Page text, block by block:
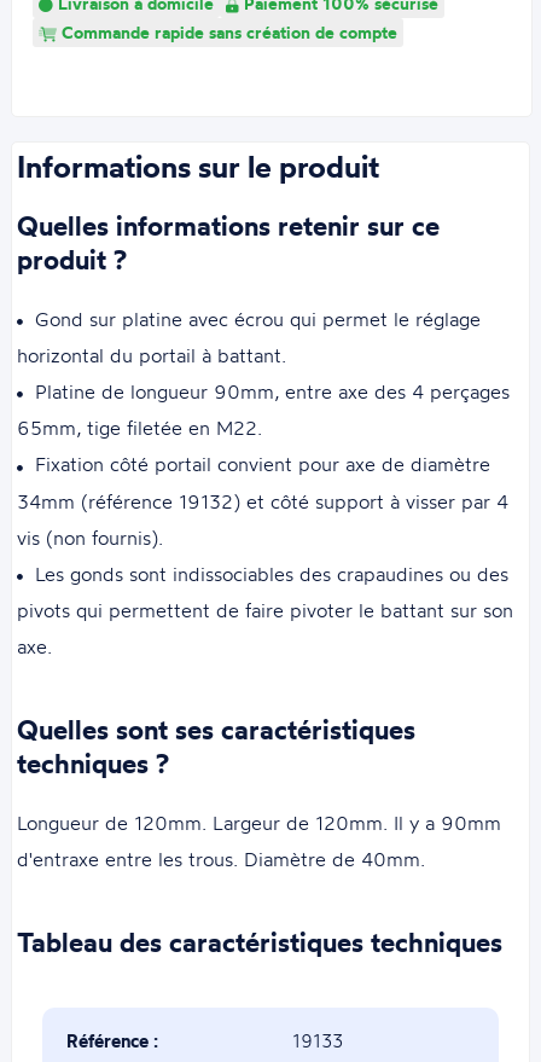
Commande rapide sans création de compte
Informations sur le produit
Quelles informations retenir sur ce
produit ?
Gond sur platine avec écrou qui permet le réglage
horizontal du portail à battant.
Platine de longueur 90mm, entre axe des 4 perçages
65mm, tige filetée en M22.
Fixation côté portail convient pour axe de diamètre
34mm (référence 19132) et côté support à visser par 4
vis (non fournis).
Les gonds sont indissociables des crapaudines ou des
pivots qui permettent de faire pivoter le battant sur son
axe.
Quelles sont ses caractéristiques
techniques ?
Longueur de 120mm. Largeur de 120mm. Il y a 90mm
d'entraxe entre les trous. Diamètre de 40mm.
Tableau des caractéristiques techniques
Référence : 19133